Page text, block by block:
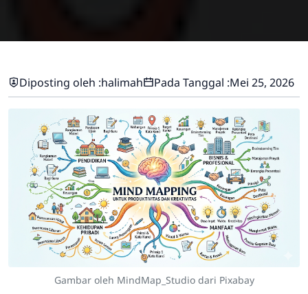
Diposting oleh :halimah Pada Tanggal :Mei 25, 2026
Gambar oleh MindMap_Studio dari Pixabay